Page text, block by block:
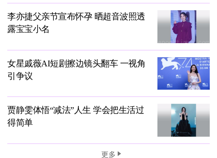
李亦捷父亲节宣布怀孕 晒超音波照透
露宝宝小名
女星戚薇AI短剧擦边镜头翻车 一视角
引争议
贾静雯体悟“减法”人生 学会把生活过
得简单
更多